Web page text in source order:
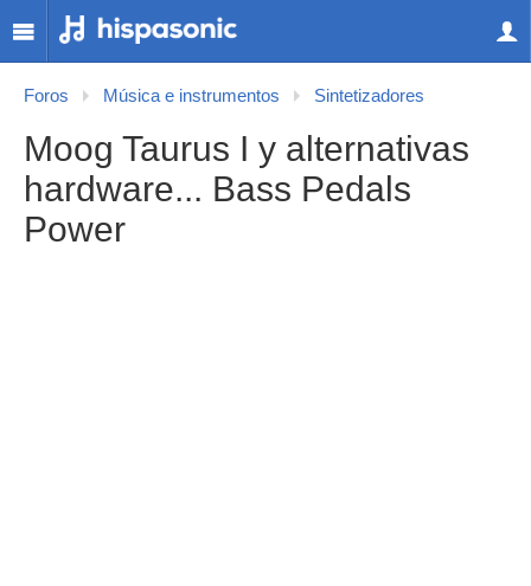
Foros Música e instrumentos Sintetizadores
Moog Taurus I y alternativas
hardware... Bass Pedals
Power